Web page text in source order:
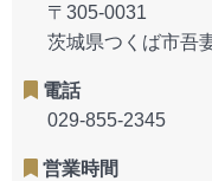
〒305-0031
茨城県つくば市吾
電話
029-855-2345
営業時間